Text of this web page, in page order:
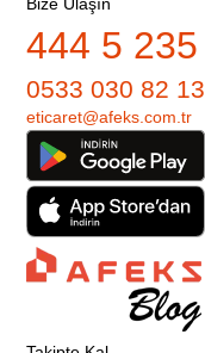
Bize Ulaşın
444 5 235
0533 030 82 13
eticaret@afeks.com.tr